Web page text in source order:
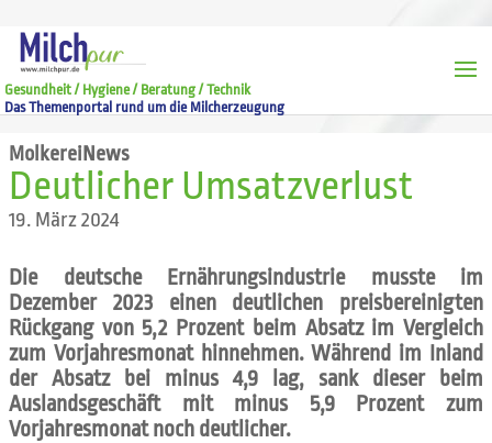
Gesundheit / Hygiene / Beratung / Technik
Das Themenportal rund um die Milcherzeugung
MolkereiNews
Deutlicher Umsatzverlust
19. März 2024
Die deutsche Ernährungsindustrie musste im
Dezember 2023 einen deutlichen preisbereinigten
Rückgang von 5,2 Prozent beim Absatz im Vergleich
zum Vorjahresmonat hinnehmen. Während im Inland
der Absatz bei minus 4,9 lag, sank dieser beim
Auslandsgeschäft mit minus 5,9 Prozent zum
Vorjahresmonat noch deutlicher.